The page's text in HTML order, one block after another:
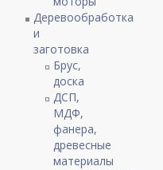
Деревообработка
и
заготовка
Брус,
доска
ДСП,
МДФ,
фанера,
древесные
материалы